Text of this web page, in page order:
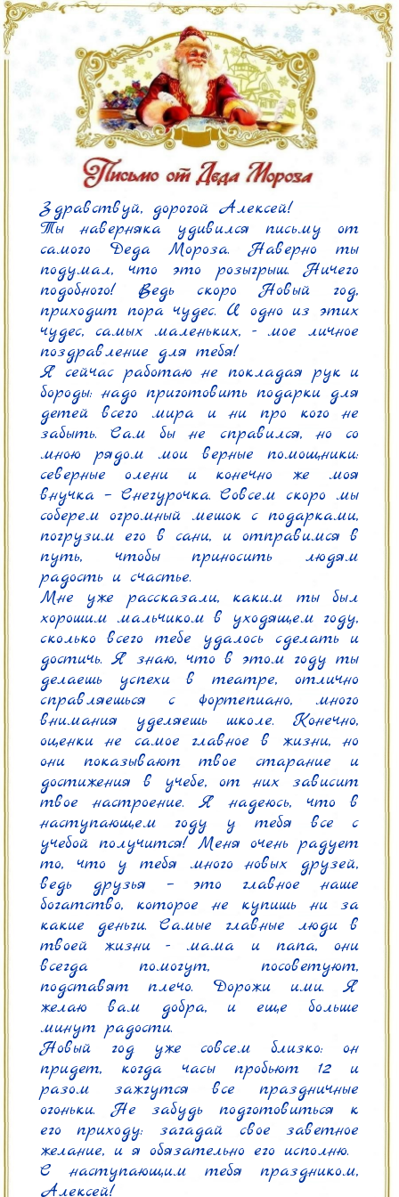
Здравствуй, дорогой Алексей!
Ты наверняка удивился письму от
самого Деда Мороза. Наверно ты
подумал, что это розыгрыш. Ничего
подобного! Ведь скоро Новый год,
приходит пора чудес. И одно из этих
чудес, самых маленьких, - мое личное
поздравление для тебя!
Я сейчас работаю не покладая рук и
бороды: надо приготовить подарки для
детей всего мира и ни про кого не
забыть. Сам бы не справился, но со
мною рядом мои верные помощники:
северные олени и конечно же моя
внучка – Снегурочка. Совсем скоро мы
соберем огромный мешок с подарками,
погрузим его в сани, и отправимся в
путь, чтобы приносить людям
радость и счастье.
Мне уже рассказали, каким ты был
хорошим мальчиком в уходящем году,
сколько всего тебе удалось сделать и
достичь. Я знаю, что в этом году ты
делаешь успехи в театре, отлично
справляешься с фортепиано, много
внимания уделяешь школе. Конечно,
оценки не самое главное в жизни, но
они показывают твое старание и
достижения в учебе, от них зависит
твое настроение. Я надеюсь, что в
наступающем году у тебя все с
учебой получится! Меня очень радует
то, что у тебя много новых друзей,
ведь друзья – это главное наше
богатство, которое не купишь ни за
какие деньги. Самые главные люди в
твоей жизни - мама и папа, они
всегда помогут, посоветуют,
подставят плечо. Дорожи ими. Я
желаю вам добра, и еще больше
минут радости.
Новый год уже совсем близко: он
придет, когда часы пробьют 12 и
разом зажгутся все праздничные
огоньки. Не забудь подготовиться к
его приходу: загадай свое заветное
желание, и я обязательно его исполню.
С наступающим тебя праздником,
Алексей!